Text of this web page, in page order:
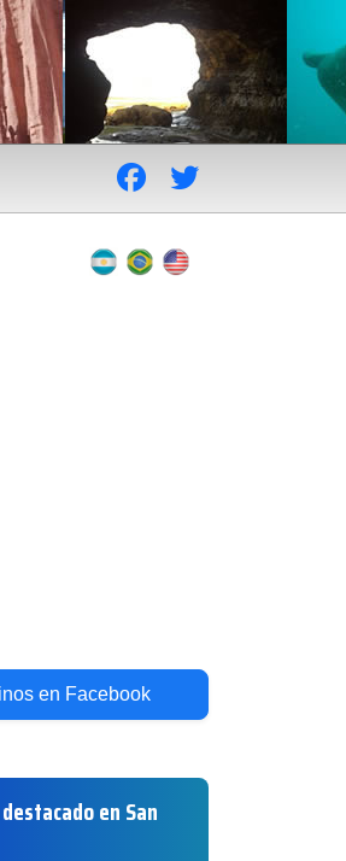
en Facebook
en San